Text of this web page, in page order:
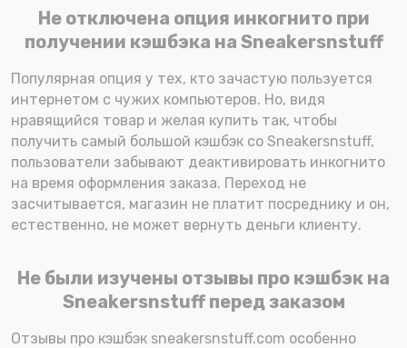
Не отключена опция инкогнито при
получении кэшбэка на Sneakersnstuff
Популярная опция у тех, кто зачастую пользуется
интернетом с чужих компьютеров. Но, видя
нравящийся товар и желая купить так, чтобы
получить самый большой кэшбэк со Sneakersnstuff,
пользователи забывают деактивировать инкогнито
на время оформления заказа. Переход не
засчитывается, магазин не платит посреднику и он,
естественно, не может вернуть деньги клиенту.
Не были изучены отзывы про кэшбэк на
Sneakersnstuff перед заказом
Отзывы про кэшбэк sneakersnstuff.com особенно